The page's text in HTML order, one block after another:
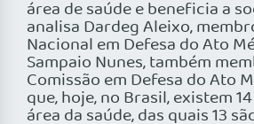
área de saúde e beneficia a
analisa Dardeg Aleixo,
Nacional em Defesa do Ato
Sampaio Nunes, também
Comissão em Defesa do Ato
que, hoje, no Brasil, existem
área da saúde, das quais 13